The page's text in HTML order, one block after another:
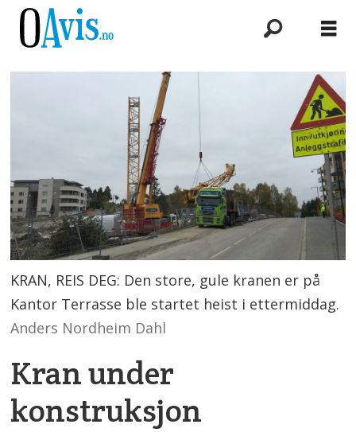
KRAN, REIS DEG: Den store, gule kranen er på
Kantor Terrasse ble startet heist i ettermiddag.
Anders Nordheim Dahl
Kran under
konstruksjon